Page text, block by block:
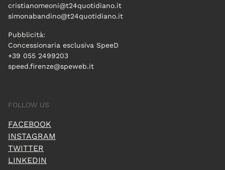
cristianomeoni@t24quotidiano.it
simonabandino@t24quotidiano.it
Pubblicità:
Concessionaria esclusiva SpeeD
+39 055 2499203
speed.firenze@speweb.it
FOLLOW US
FACEBOOK
INSTAGRAM
TWITTER
LINKEDIN